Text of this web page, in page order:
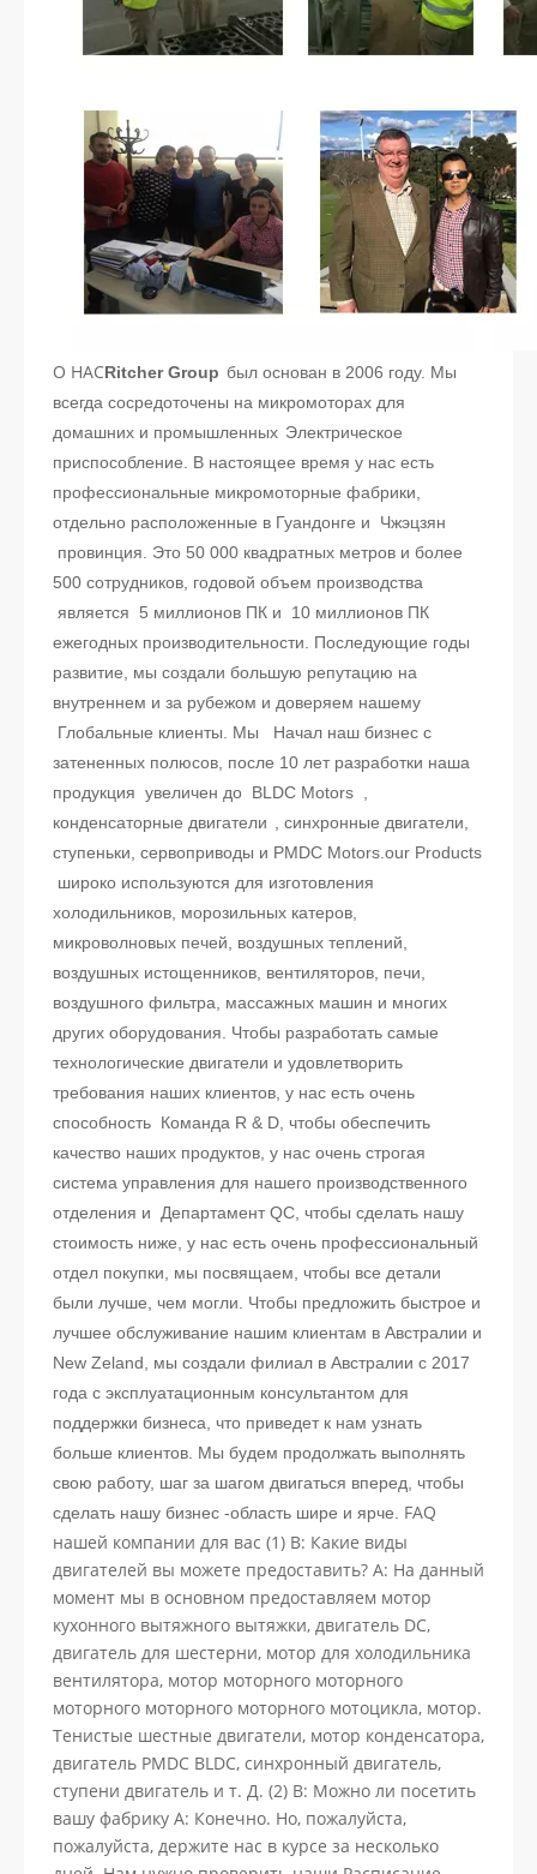
О НАСRitcher Group был основан в 2006 году. Мы
всегда сосредоточены на микромоторах для
домашних и промышленных Электрическое
приспособление. В настоящее время у нас есть
профессиональные микромоторные фабрики,
отдельно расположенные в Гуандонге и Чжэцзян
провинция. Это 50 000 квадратных метров и более
500 сотрудников, годовой объем производства
является 5 миллионов ПК и 10 миллионов ПК
ежегодных производительности. Последующие годы
развитие, мы создали большую репутацию на
внутреннем и за рубежом и доверяем нашему
Глобальные клиенты. Мы Начал наш бизнес с
затененных полюсов, после 10 лет разработки наша
продукция увеличен до BLDC Motors ,
конденсаторные двигатели
, синхронные двигатели,
ступеньки, сервоприводы и PMDC Motors.our Products
широко используются для изготовления
холодильников, морозильных катеров,
микроволновых печей, воздушных теплений,
воздушных истощенников, вентиляторов, печи,
воздушного фильтра, массажных машин и многих
других оборудования. Чтобы разработать самые
технологические двигатели и удовлетворить
требования наших клиентов, у нас есть очень
способность Команда R & D, чтобы обеспечить
качество наших продуктов, у нас очень строгая
система управления для нашего производственного
отделения и Департамент QC, чтобы сделать нашу
стоимость ниже, у нас есть очень профессиональный
отдел покупки, мы посвящаем, чтобы все детали
были лучше, чем могли. Чтобы предложить быстрое и
лучшее обслуживание нашим клиентам в Австралии и
New Zeland, мы создали филиал в Австралии с 2017
года с эксплуатационным консультантом для
поддержки бизнеса, что приведет к нам узнать
больше клиентов. Мы будем продолжать выполнять
свою работу, шаг за шагом двигаться вперед, чтобы
сделать нашу бизнес -область шире и ярче.
FAQ
нашей компании для вас (1) В: Какие виды
двигателей вы можете предоставить? A: На данный
момент мы в основном предоставляем мотор
кухонного вытяжного вытяжки, двигатель DC,
двигатель для шестерни, мотор для холодильника
вентилятора, мотор моторного моторного
моторного моторного моторного мотоцикла, мотор.
Тенистые шестные двигатели, мотор конденсатора,
двигатель PMDC BLDC, синхронный двигатель,
ступени двигатель и т. Д. (2) В: Можно ли посетить
вашу фабрику A: Конечно. Но, пожалуйста,
пожалуйста, держите нас в курсе за несколько